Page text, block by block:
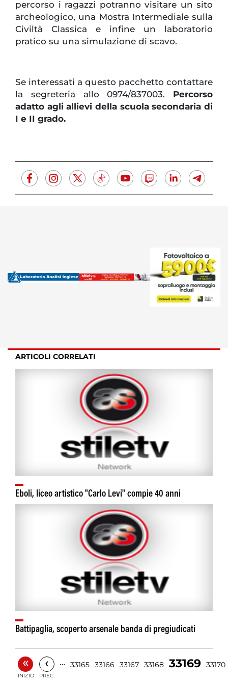
percorso i ragazzi potranno visitare un sito
archeologico, una Mostra Intermediale sulla
Civiltà Classica e infine un laboratorio
pratico su una simulazione di scavo.
Se interessati a questo pacchetto contattare
la segreteria allo 0974/837003. Percorso
adatto agli allievi della scuola secondaria di
I e II grado.
ARTICOLI CORRELATI
Eboli, liceo artistico "Carlo Levi" compie 40 anni
Battipaglia, scoperto arsenale banda di pregiudicati
«
INIZIO
‹
PREC.
… 33165 33166 33167 33168 33169 33170